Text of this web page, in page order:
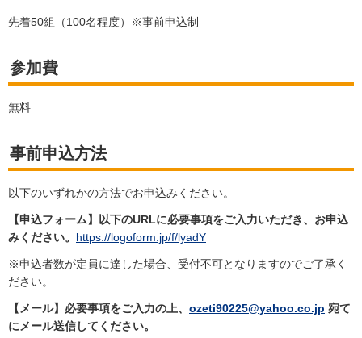
先着50組（100名程度）※事前申込制
参加費
無料
事前申込方法
以下のいずれかの方法でお申込みください。
【申込フォーム】以下のURLに必要事項をご入力いただき、お申込
みください。 https://logoform.jp/f/lyadY
※申込者数が定員に達した場合、受付不可となりますのでご了承く
ださい。
【メール】必要事項をご入力の上、 ozeti90225@yahoo.co.jp 宛て
にメール送信してください。